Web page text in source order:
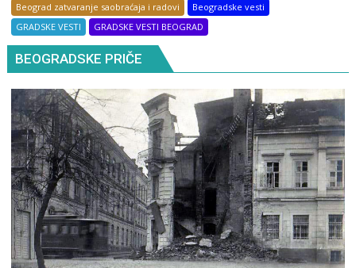
Beograd zatvaranje saobraćaja i radovi
Beogradske vesti
GRADSKE VESTI
GRADSKE VESTI BEOGRAD
BEOGRADSKE PRIČE